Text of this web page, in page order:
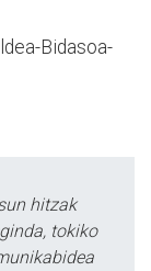
Bidasoa-
hitzak
tokiko